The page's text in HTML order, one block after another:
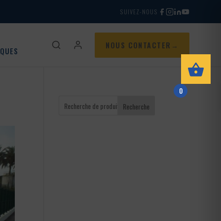
SUIVEZ-NOUS
NOUS CONTACTER
Recherche
0